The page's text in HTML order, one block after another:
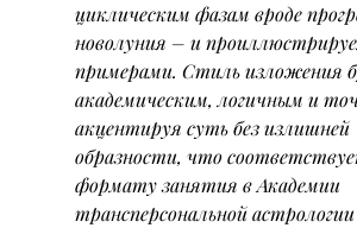
циклическим фазам вроде
новолуния – и
примерами. Стиль изложения
академическим, логичным и
акцентируя суть без излишней
образности, что
формату занятия в Академии
трансперсональной астрологии